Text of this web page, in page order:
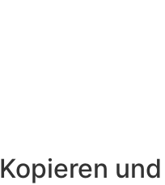
Kopieren